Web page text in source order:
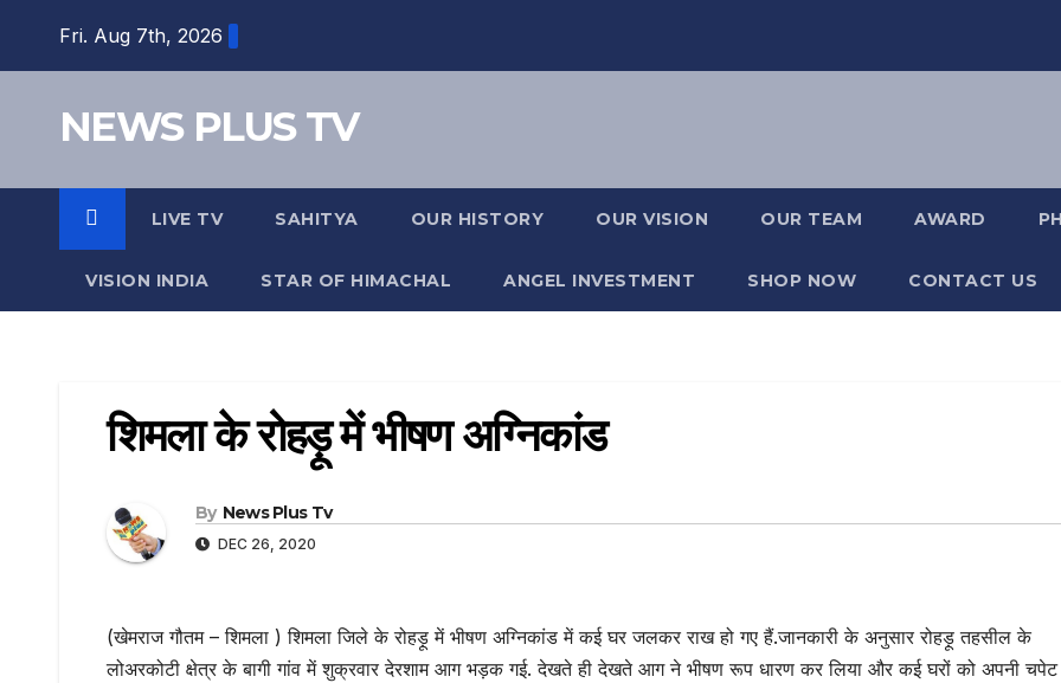
Fri. Aug 7th, 2026
NEWS PLUS TV
LIVE TV SAHITYA OUR HISTORY OUR VISION OUR TEAM AWARD
VISION INDIA STAR OF HIMACHAL ANGEL INVESTMENT SHOP NOW CONTACT US
शिमला के रोहड़ू में भीषण अग्निकांड
By News Plus Tv
DEC 26, 2020
(खेमराज गौतम – शिमला ) शिमला जिले के रोहड़ू में भीषण अग्निकांड में कई घर जलकर राख हो गए हैं.जानकारी के अनुसार रोहड़ू तहसील के
लोअरकोटी क्षेत्र के बागी गांव में शुक्रवार देरशाम आग भड़क गई. देखते ही देखते आग ने भीषण रूप धारण कर लिया और कई घरों को अपनी